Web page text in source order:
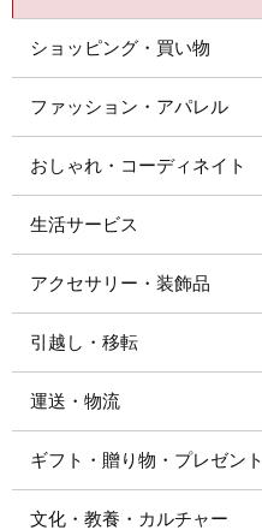
ショッピング・買い物
ファッション・アパレル
おしゃれ・コーディネイト
生活サービス
アクセサリー・装飾品
引越し・移転
運送・物流
ギフト・贈り物・プレゼント
文化・教養・カルチャー